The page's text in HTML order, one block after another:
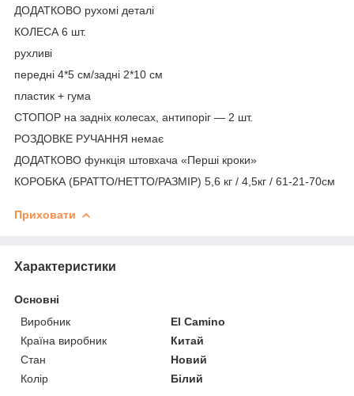
ДОДАТКОВО рухомі деталі
КОЛЕСА 6 шт.
рухливі
передні 4*5 см/задні 2*10 см
пластик + гума
СТОПОР на задніх колесах, антипоріг — 2 шт.
РОЗДОВКЕ РУЧАННЯ немає
ДОДАТКОВО функція штовхача «Перші кроки»
КОРОБКА (БРАТТО/НЕТТО/РАЗМІР) 5,6 кг / 4,5кг / 61-21-70см
Приховати
Характеристики
Основні
Виробник
El Camino
Країна виробник
Китай
Стан
Новий
Колір
Білий